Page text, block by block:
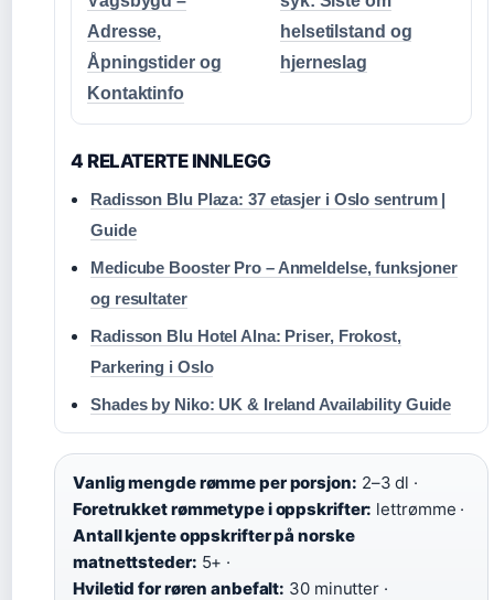
Adresse,
Åpningstider og
Kontaktinfo
helsetilstand og
hjerneslag
4 RELATERTE INNLEGG
Radisson Blu Plaza: 37 etasjer i Oslo sentrum |
Guide
Medicube Booster Pro – Anmeldelse, funksjoner
og resultater
Radisson Blu Hotel Alna: Priser, Frokost,
Parkering i Oslo
Shades by Niko: UK & Ireland Availability Guide
Vanlig mengde rømme per porsjon: 2–3 dl ·
Foretrukket rømmetype i oppskrifter: lettrømme ·
Antall kjente oppskrifter på norske
matnettsteder: 5+ ·
Hviletid for røren anbefalt: 30 minutter ·